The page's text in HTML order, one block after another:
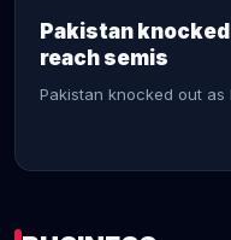
Pakistan
reach semis
Pakistan knocked out as